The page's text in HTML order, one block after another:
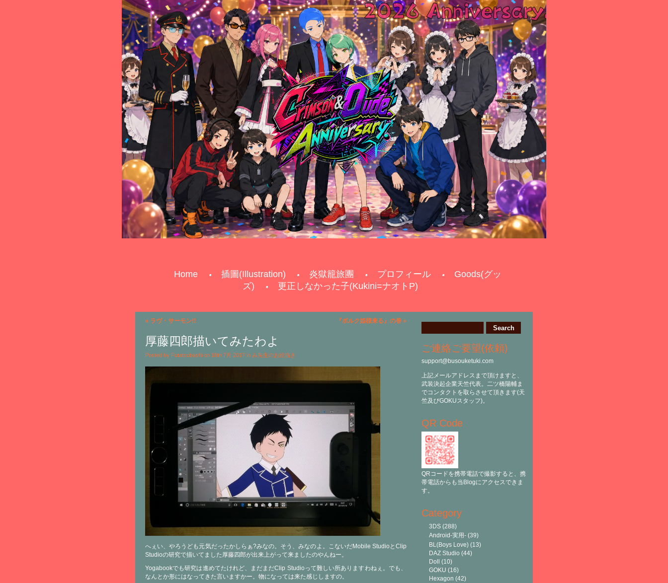
Home 插圖(Illustration) 炎獄籠旅團 プロフィール
Goods(グッ
ズ)
更正しなかった子(Kukini=ナオトP)
« ラヴ・サーモン!! 『ボルク姫様来る』の巻 »
厚藤四郎描いてみたわよ
Posted by Futatsubashi on 18th 7月 2017 in み先生のお絵描き
へぇい、やろうども元気だったかしらぁ?みなの。そう、みなのよ。こないだMobile StudioとClip
Studioの研究で描いてました厚藤四郎が出来上がって来ましたのやんねー。
Yogabookでも研究は進めてたけれど、まだまだClip Studioって難しい所ありますわねぇ。でも、
なんとか形にはなってきた言いますかー。物になっては来た感じしますの。
ご連絡ご要望(依頼)
support@busouketuki.com
上記メールアドレスまで頂けますと、
武装決起企業天竺代表。二ツ橋陽輔ま
でコンタクトを取らさせて頂きます(天
竺及びGOKUスタッフ)。
QR Code
QRコードを携帯電話で撮影すると、携
帯電話からも当Blogにアクセスできま
す。
Category
3DS (288)
Android-実用- (39)
BL(Boys Love) (13)
DAZ Studio (44)
Doll
(10)
GOKU (16)
Hexagon (42)